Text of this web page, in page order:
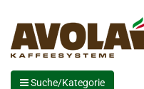
Suche/Kategorie